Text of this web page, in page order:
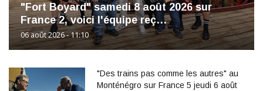
"Fort Boyard" samedi 8 août 2026 sur
France 2, voici l'équipe reç…
06 août 2026 - 11:10
"Des trains pas comme les autres" au
Monténégro sur France 5 jeudi 6 août